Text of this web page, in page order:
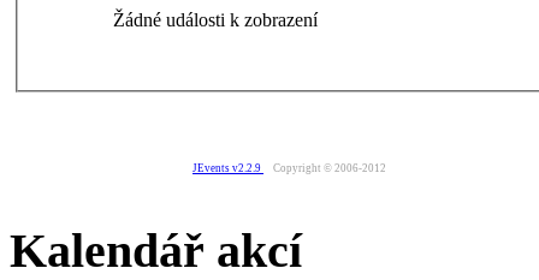
Žádné události k zobrazení
JEvents v2.2.9 Copyright © 2006-2012
Kalendář akcí